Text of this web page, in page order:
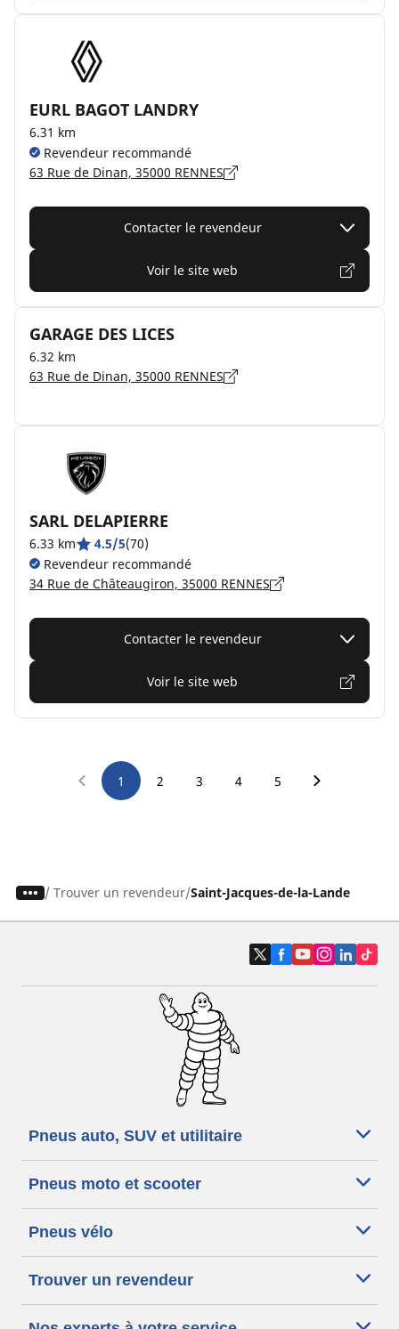
EURL BAGOT LANDRY
6.31 km
Revendeur recommandé
63 Rue de Dinan, 35000 RENNES
Contacter le revendeur
Voir le site web
GARAGE DES LICES
6.32 km
63 Rue de Dinan, 35000 RENNES
SARL DELAPIERRE
6.33 km 4.5/5(70)
Revendeur recommandé
34 Rue de Châteaugiron, 35000 RENNES
Contacter le revendeur
Voir le site web
1 2 3 4 5
/ Trouver un revendeur Saint-Jacques-de-la-Lande
Pneus auto, SUV et utilitaire
Pneus moto et scooter
Pneus vélo
Trouver un revendeur